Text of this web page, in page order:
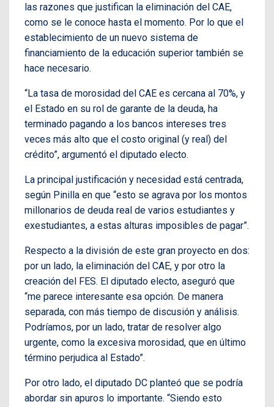
las razones que justifican la eliminación del CAE,
como se le conoce hasta el momento. Por lo que el
establecimiento de un nuevo sistema de
financiamiento de la educación superior también se
hace necesario.
“La tasa de morosidad del CAE es cercana al 70%, y
el Estado en su rol de garante de la deuda, ha
terminado pagando a los bancos intereses tres
veces más alto que el costo original (y real) del
crédito”, argumentó el diputado electo.
La principal justificación y necesidad está centrada,
según Pinilla en que “esto se agrava por los montos
millonarios de deuda real de varios estudiantes y
exestudiantes, a estas alturas imposibles de pagar”.
Respecto a la división de este gran proyecto en dos:
por un lado, la eliminación del CAE, y por otro la
creación del FES. El diputado electo, aseguró que
“me parece interesante esa opción. De manera
separada, con más tiempo de discusión y análisis.
Podríamos, por un lado, tratar de resolver algo
urgente, como la excesiva morosidad, que en último
término perjudica al Estado”.
Por otro lado, el diputado DC planteó que se podría
abordar sin apuros lo importante. “Siendo esto